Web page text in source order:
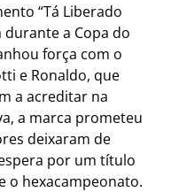
“Tá Liberado
a Copa do
força com o
e Ronaldo, que
a acreditar na
a marca prometeu
deixaram de
por um título
o hexacampeonato.